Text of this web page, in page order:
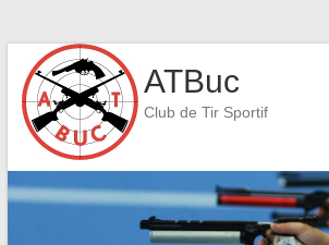
content
ATBuc
Club de Tir Sportif